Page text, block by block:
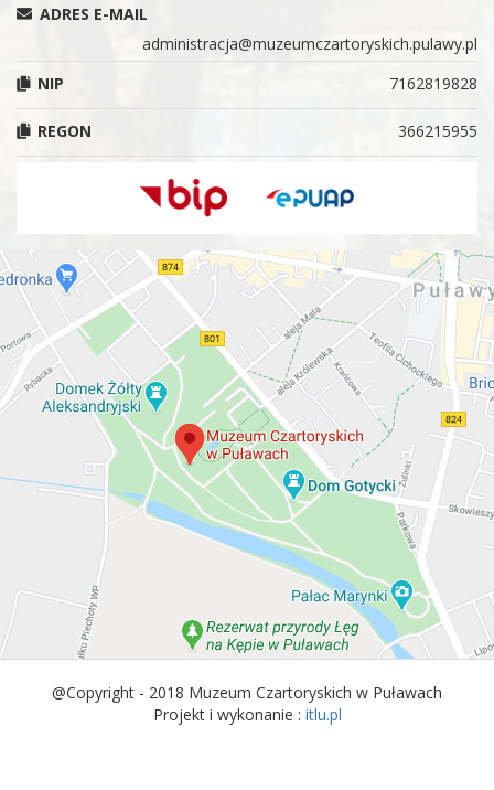
ADRES E-MAIL
administracja@muzeumczartoryskich.pulawy.pl
NIP
7162819828
REGON 366215955
@Copyright - 2018 Muzeum Czartoryskich w Puławach
Projekt i wykonanie : itlu.pl